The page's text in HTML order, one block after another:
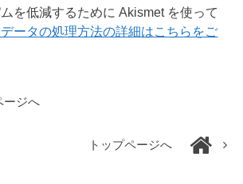
を低減するために Akismet を使って
ータの処理方法の詳細はこちらをご
ージへ
トップページへ